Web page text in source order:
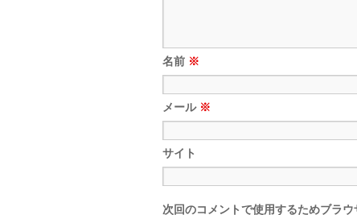
名前 ※
メール ※
サイト
次回のコメントで使用するためブラ